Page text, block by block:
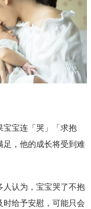
宝宝连「哭」「求抱
足，他的成长将受到难
人认为，宝宝哭了不抱
给予安慰，可能只会